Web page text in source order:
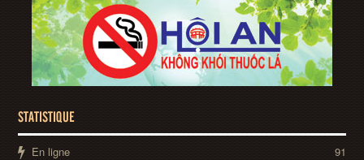
STATISTIQUE
En ligne 91